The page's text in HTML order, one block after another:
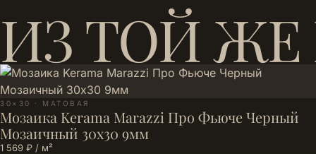
ИЗ ТОЙ ЖЕ
30×30 · МАТОВАЯ
Мозаика Kerama Marazzi Про Фьюче Черный
Мозаичный 30x30 9мм
1 569 ₽ / м²